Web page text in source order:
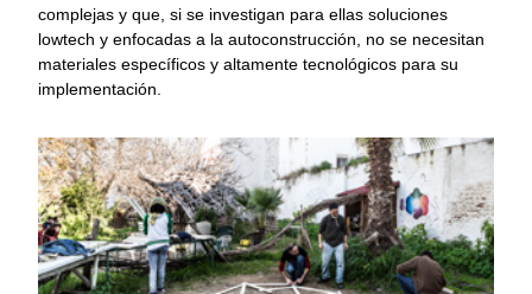
complejas y que, si se investigan para ellas soluciones
lowtech y enfocadas a la autoconstrucción, no se necesitan
materiales específicos y altamente tecnológicos para su
implementación.